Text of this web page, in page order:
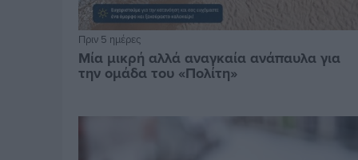
Πριν 5 ημέρες
Μία μικρή αλλά αναγκαία ανάπαυλα για
την ομάδα του «Πολίτη»